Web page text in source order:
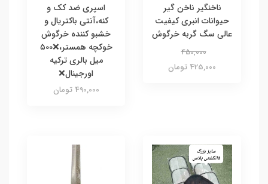
ناخنگیر ناخن گیر
حیوانات انبری کیفیت
عالی سگ گربه خرگوش
450,000
425,000 تومان
اسپری ضد کک و
کنه،آنتی باکتریال و
خشبو کننده خرگوش
خوکچه همستر،❌۵۰۰
میل بالری ترکیه
اورجینال❌
490,000 تومان